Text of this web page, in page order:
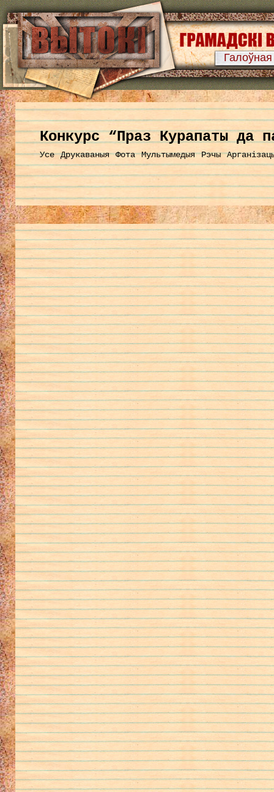
Галоўная
Конкурс “Праз Курапаты да
Усе Друкаваныя Фота Мультымедыя Рэчы